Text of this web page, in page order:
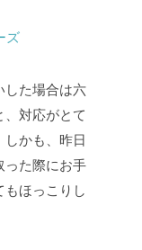
ズ
した場合は六
対応がとて
しかも、昨日
った際にお手
ほっこりし